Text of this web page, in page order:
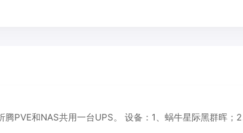
PVE和NAS共用一台UPS。 设备：1、蜗牛星际黑群晖；